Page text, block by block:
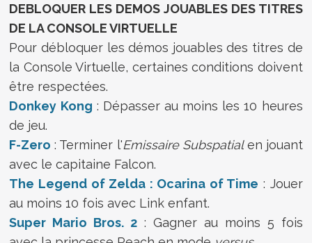
DEBLOQUER LES DEMOS JOUABLES DES TITRES
DE LA CONSOLE VIRTUELLE
Pour débloquer les démos jouables des titres de
la Console Virtuelle, certaines conditions doivent
être respectées.
Donkey Kong : Dépasser au moins les 10 heures
de jeu.
F-Zero : Terminer l'Emissaire Subspatialen jouant
avec le capitaine Falcon.
The Legend of Zelda : Ocarina of Time : Jouer
au moins 10 fois avec Link enfant.
Super Mario Bros. 2 : Gagner au moins 5 fois